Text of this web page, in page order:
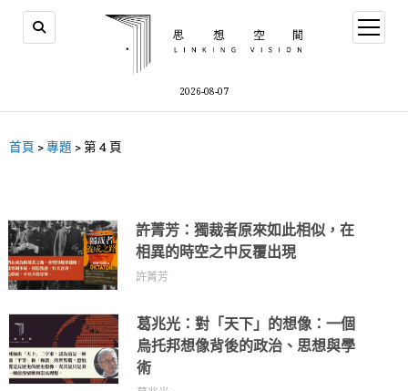
2026-08-07
首頁 >專題 >第 4 頁
許菁芳：獨裁者原來如此相似，在
相異的時空之中反覆出現
許菁芳
葛兆光：對「天下」的想像：一個
烏托邦想像背後的政治、思想與學
術